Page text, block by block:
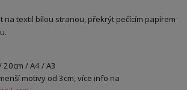
na textil bílou stranou, překrýt pečícím papírem
20cm / A4 / A3
motivy od 3cm, více info na